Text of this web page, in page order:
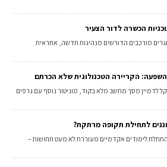
הכשרה לדור הצעיר
מורכבים הדורשים מנהיגות חדשה, אחראית
הקריירה הטכנולוגית שלא הכרתם
לדמיין מסך מחשב מלא בקוד, מוניטור נוסף עם גרפים
לתחילת תקופה מרתקת?
לימודים אקדמיים מעוררת לא מעט תחושות –